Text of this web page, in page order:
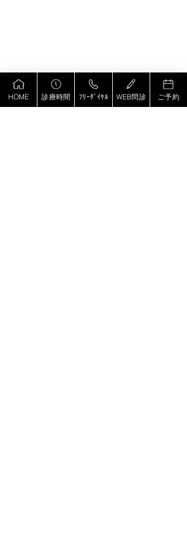
HOME 診療時間 ﾌﾘｰﾀﾞｲﾔﾙ WEB問診 ご予約